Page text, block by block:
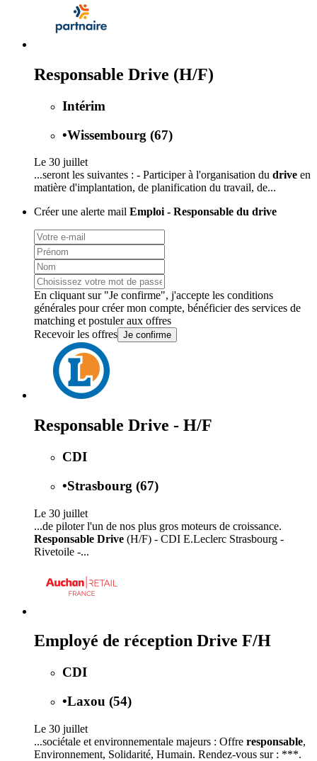
Responsable Drive (H/F)
Intérim
•Wissembourg (67)
Le 30 juillet
...seront les suivantes : - Participer à l'organisation du drive en
matière d'implantation, de planification du travail, de...
Créer une alerte mail Emploi - Responsable du drive
En cliquant sur "Je confirme", j'accepte les conditions
générales pour créer mon compte, bénéficier des services de
matching et postuler aux offres
Recevoir les offres Je confirme
Responsable Drive - H/F
CDI
•Strasbourg (67)
Le 30 juillet
...de piloter l'un de nos plus gros moteurs de croissance.
Responsable Drive (H/F) - CDI E.Leclerc Strasbourg -
Rivetoile -...
Employé de réception Drive F/H
CDI
•Laxou (54)
Le 30 juillet
...sociétale et environnementale majeurs : Offre responsable,
Environnement, Solidarité, Humain. Rendez-vous sur : ***.